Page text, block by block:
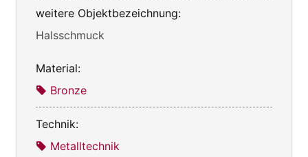
weitere Objektbezeichnung:
Halsschmuck
Material:
Bronze
Technik:
Metalltechnik